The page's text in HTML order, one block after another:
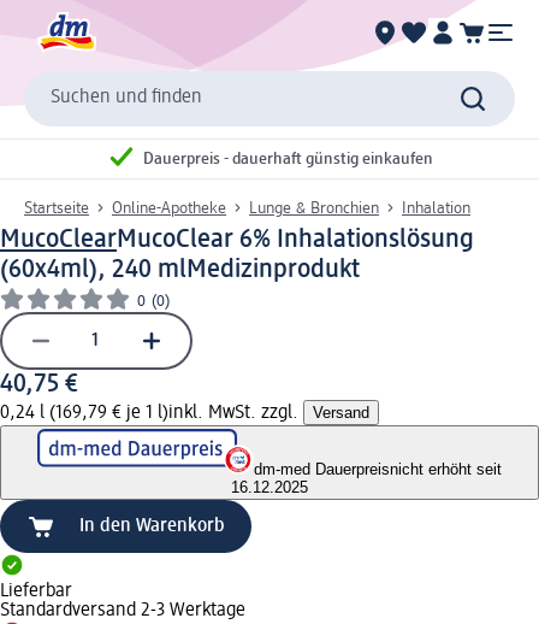
Suchen und finden
Dauerpreis - dauerhaft günstig einkaufen
Startseite Online-Apotheke Lunge & Bronchien Inhalation
MucoClearMucoClear 6% Inhalationslösung
(60x4ml), 240 mlMedizinprodukt
0 (0)
40,75 €
0,24 l (169,79 € je 1 l)inkl. MwSt. zzgl. Versand
dm-med Dauerpreisnicht erhöht seit
16.12.2025
In den Warenkorb
Lieferbar
Standardversand 2-3 Werktage